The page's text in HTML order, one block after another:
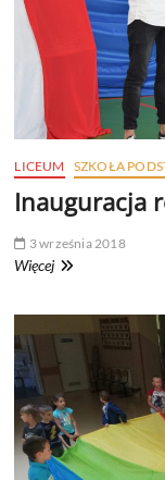
LICEUM SZKOŁA
Inauguracja
3 września 2018
WięcejInauguracja
2018/2019